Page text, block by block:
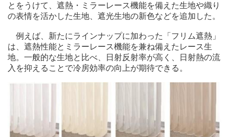
とをうけて、遮熱・ミラーレース機能を備えた生地や織り
の表情を活かした生地、遮光生地の新色などを追加した。
例えば、新たにラインナップに加わった「フリム遮熱」
は、遮熱性能とミラーレース機能を兼ね備えたレース生
地。一般的な生地と比べ、日射反射率が高く、日射熱の流
入を抑えることで冷房効率の向上が期待できる。